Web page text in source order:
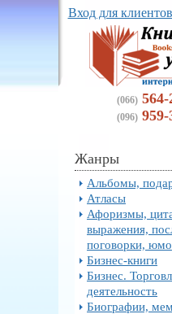
Вход для клиентов
(066) 564-
(096) 959-
Жанры
Альбомы,
Атласы
Афоризмы,
выражения,
поговорки,
Бизнес-книги
Бизнес.
деятельность
Биографии,